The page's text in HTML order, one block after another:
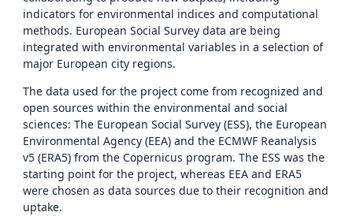
indicators for environmental indices and computational
methods. European Social Survey data are being
integrated with environmental variables in a selection of
major European city regions.
The data used for the project come from recognized and
open sources within the environmental and social
sciences: The European Social Survey (ESS), the European
Environmental Agency (EEA) and the ECMWF Reanalysis
v5 (ERA5) from the Copernicus program. The ESS was the
starting point for the project, whereas EEA and ERA5
were chosen as data sources due to their recognition and
uptake.